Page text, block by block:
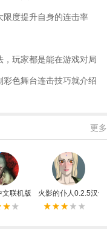
限度提升自身的连击率
玩家都是能在游戏对局
色舞台连击技巧就介绍
更多
文联机版 火影的仆人0.2.5汉化